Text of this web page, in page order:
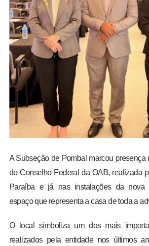
FOTOS
COLUNISTAS
A Subseção de Pombal marcou presença
do Conselho Federal da OAB, realizada
Paraíba e já nas instalações da nova
espaço que representa a casa de toda a
O local simboliza um dos mais
realizados pela entidade nos últimos